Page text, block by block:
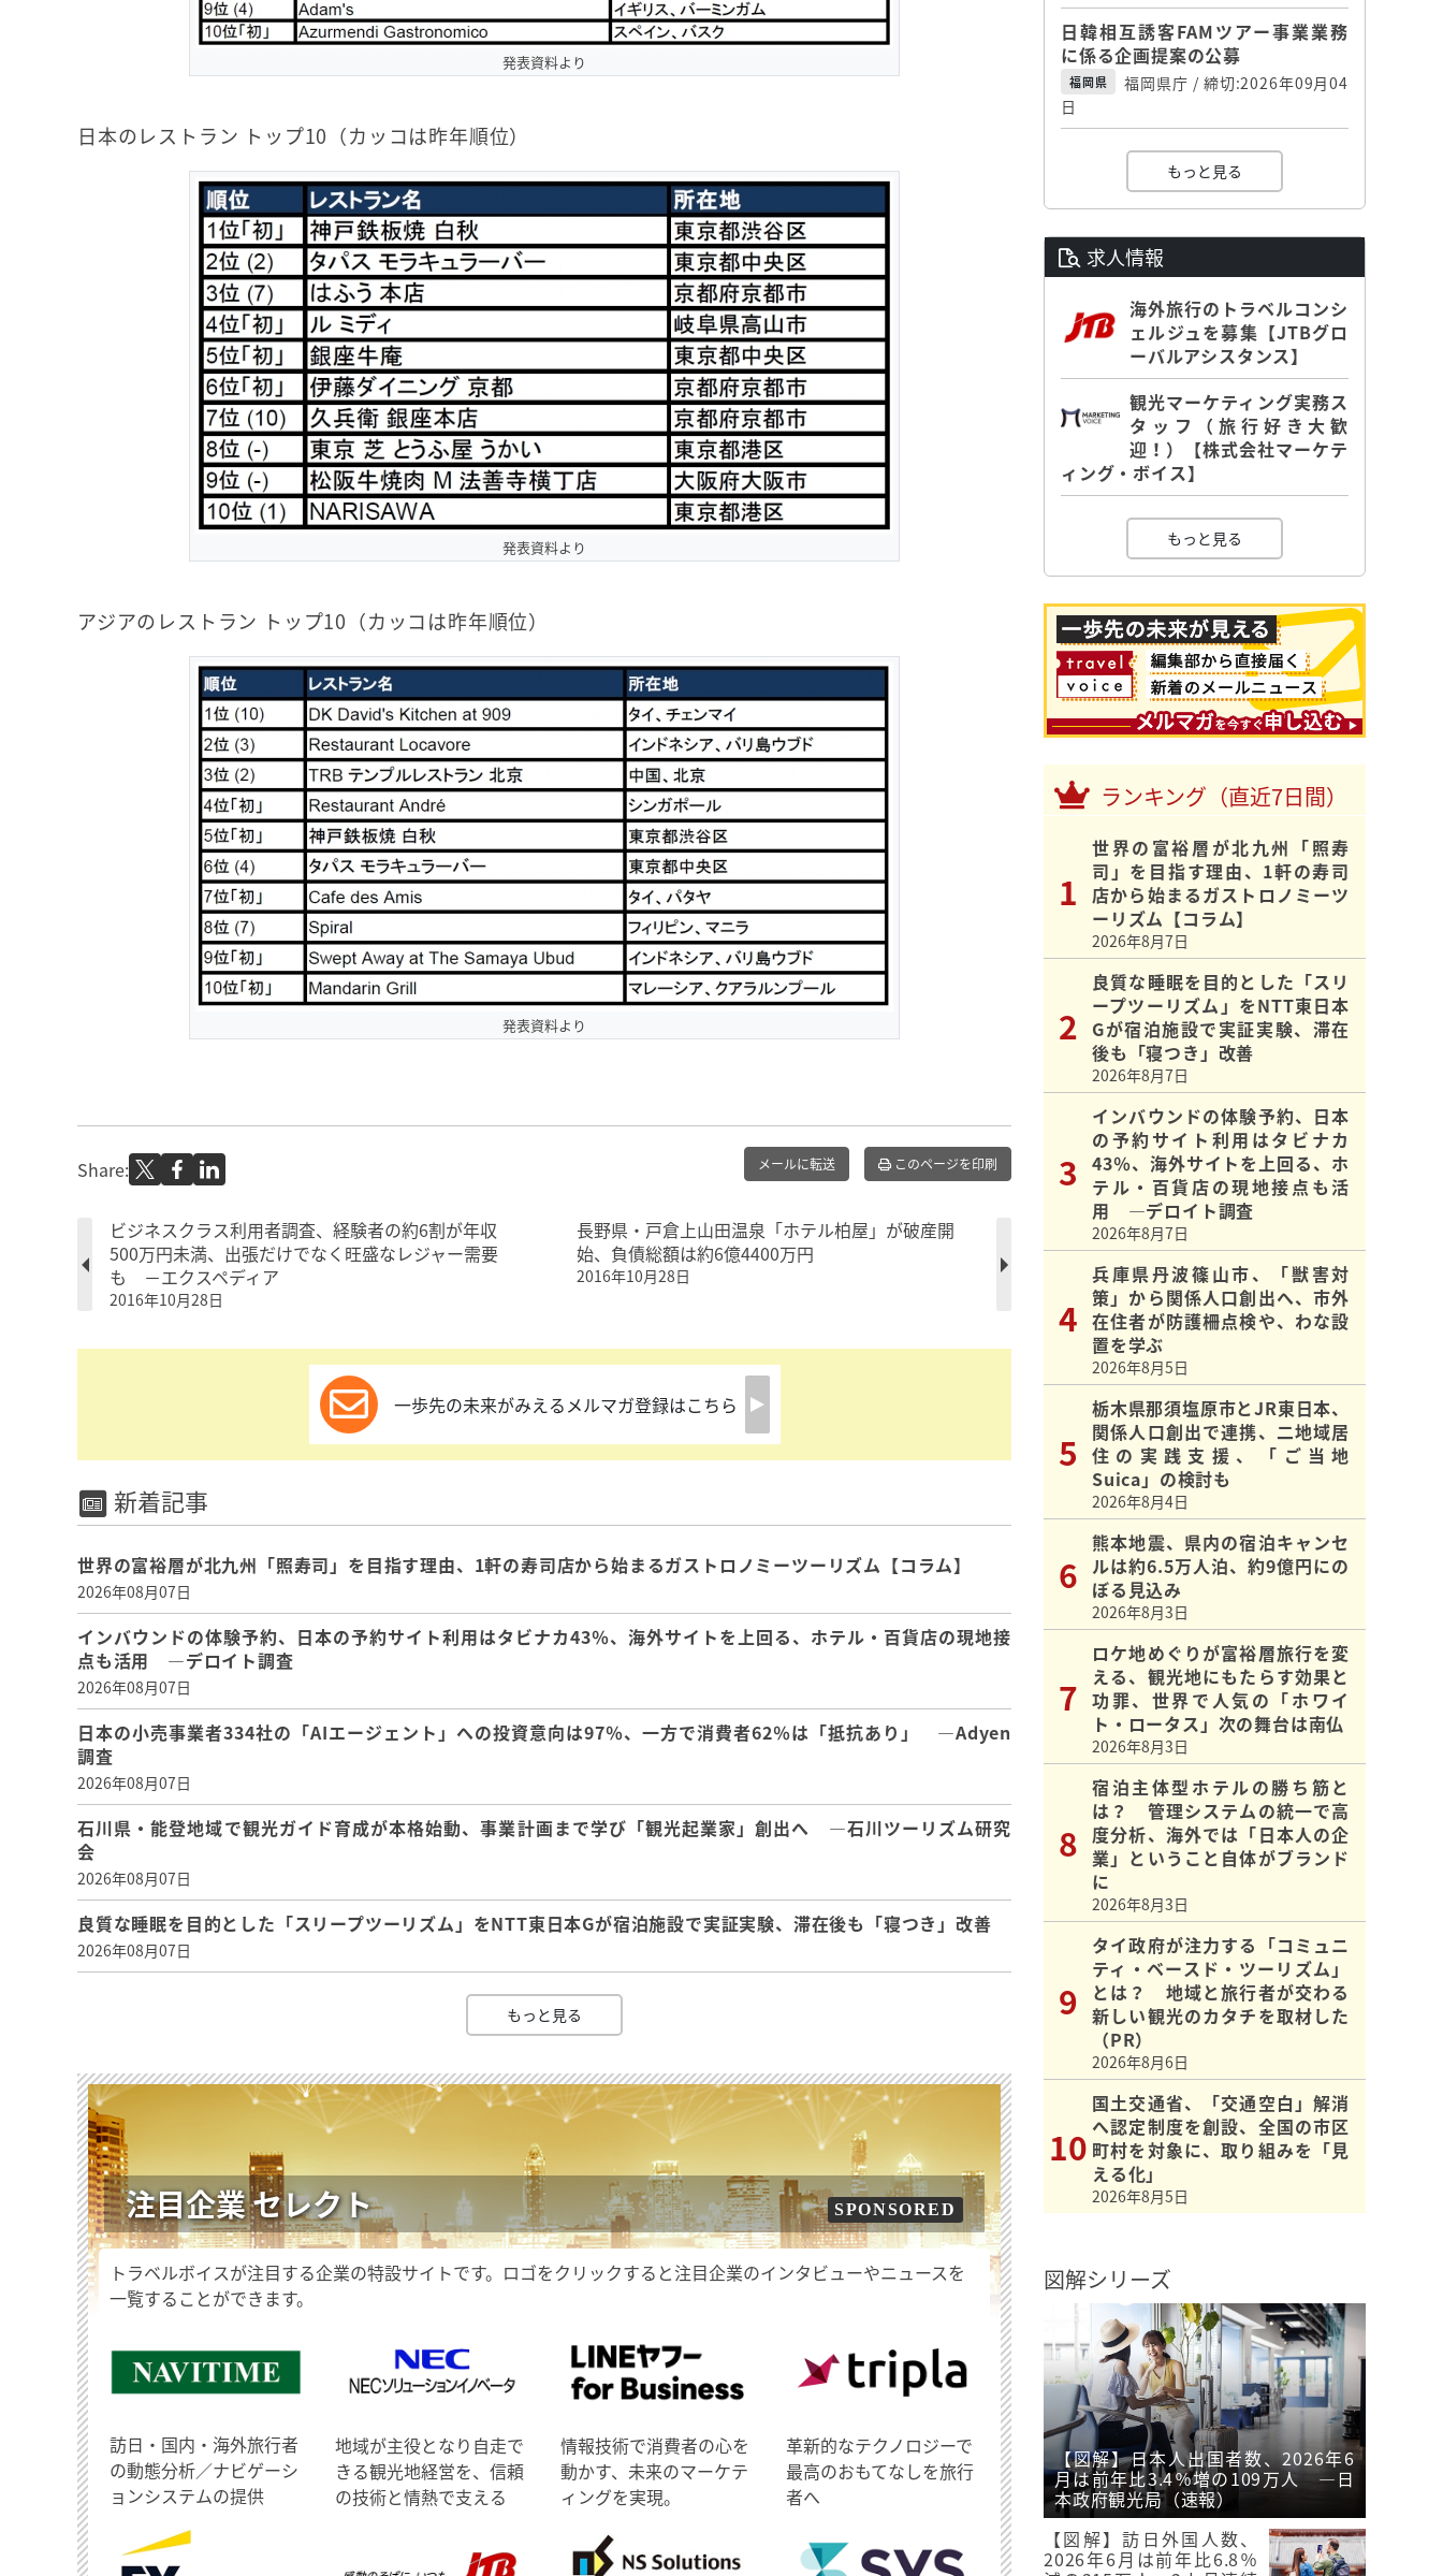
発表資料より
日本のレストラン トップ10（カッコは昨年順位）
発表資料より
アジアのレストラン トップ10（カッコは昨年順位）
発表資料より
Share: メールに転送 このページを印刷
ビジネスクラス利用者調査、経験者の約6割が年収
500万円未満、出張だけでなく旺盛なレジャー需要
も －エクスペディア
2016年10月28日
長野県・戸倉上山田温泉「ホテル柏屋」が破産開
始、負債総額は約6億4400万円
2016年10月28日
一歩先の未来がみえるメルマガ登録はこちら
新着記事
世界の富裕層が北九州「照寿司」を目指す理由、1軒の寿司店から始まるガストロノミーツーリズム【コラム】
2026年08月07日
インバウンドの体験予約、日本の予約サイト利用はタビナカ43％、海外サイトを上回る、ホテル・百貨店の現地接
点も活用 ―デロイト調査
2026年08月07日
日本の小売事業者334社の「AIエージェント」への投資意向は97％、一方で消費者62％は「抵抗あり」 ―Adyen
調査
2026年08月07日
石川県・能登地域で観光ガイド育成が本格始動、事業計画まで学び「観光起業家」創出へ ―石川ツーリズム研究
会
2026年08月07日
良質な睡眠を目的とした「スリープツーリズム」をNTT東日本Gが宿泊施設で実証実験、滞在後も「寝つき」改善
2026年08月07日
もっと見る
注目企業 セレクト SPONSORED
トラベルボイスが注目する企業の特設サイトです。ロゴをクリックすると注目企業のインタビューやニュースを
一覧することができます。
訪日・国内・海外旅行者
の動態分析／ナビゲーシ
ョンシステムの提供
地域が主役となり自走で
きる観光地経営を、信頼
の技術と情熱で支える
情報技術で消費者の心を
動かす、未来のマーケテ
ィングを実現。
革新的なテクノロジーで
最高のおもてなしを旅行
者へ
日韓相互誘客FAMツアー事業業務
に係る企画提案の公募
福岡県
福岡県庁 / 締切:2026年09月04
日
もっと見る
求人情報
海外旅行のトラベルコンシ
ェルジュを募集【JTBグロ
ーバルアシスタンス】
観光マーケティング実務ス
タッフ（旅行好き大歓
迎！）【株式会社マーケテ
ィング・ボイス】
もっと見る
ランキング（直近7日間）
世界の富裕層が北九州「照寿
司」を目指す理由、1軒の寿司
店から始まるガストロノミーツ
ーリズム【コラム】
2026年8月7日
良質な睡眠を目的とした「スリ
ープツーリズム」をNTT東日本
Gが宿泊施設で実証実験、滞在
後も「寝つき」改善
2026年8月7日
インバウンドの体験予約、日本
の予約サイト利用はタビナカ
43％、海外サイトを上回る、ホ
テル・百貨店の現地接点も活
用 ―デロイト調査
2026年8月7日
兵庫県丹波篠山市、「獣害対
策」から関係人口創出へ、市外
在住者が防護柵点検や、わな設
置を学ぶ
2026年8月5日
栃木県那須塩原市とJR東日本、
関係人口創出で連携、二地域居
住の実践支援、「ご当地
Suica」の検討も
2026年8月4日
熊本地震、県内の宿泊キャンセ
ルは約6.5万人泊、約9億円にの
ぼる見込み
2026年8月3日
ロケ地めぐりが富裕層旅行を変
える、観光地にもたらす効果と
功罪、世界で人気の「ホワイ
ト・ロータス」次の舞台は南仏
2026年8月3日
宿泊主体型ホテルの勝ち筋と
は？ 管理システムの統一で高
度分析、海外では「日本人の企
業」ということ自体がブランド
に
2026年8月3日
タイ政府が注力する「コミュニ
ティ・ベースド・ツーリズム」
とは？ 地域と旅行者が交わる
新しい観光のカタチを取材した
（PR）
2026年8月6日
国土交通省、「交通空白」解消
へ認定制度を創設、全国の市区
町村を対象に、取り組みを「見
える化」
2026年8月5日
図解シリーズ
【図解】日本人出国者数、2026年6
月は前年比3.4％増の109万人 ―日
本政府観光局（速報）
【図解】訪日外国人数、
2026年6月は前年比6.8％